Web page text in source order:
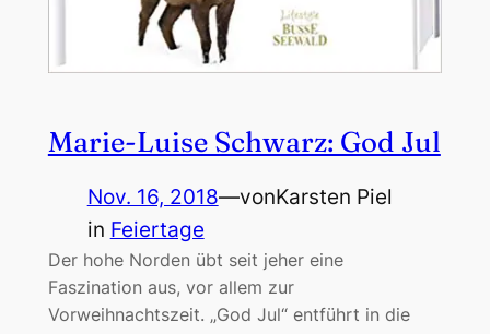
Marie-Luise Schwarz: God Jul
Nov. 16, 2018—vonKarsten Piel
in Feiertage
Der hohe Norden übt seit jeher eine
Faszination aus, vor allem zur
Vorweihnachtszeit. „God Jul“ entführt in die